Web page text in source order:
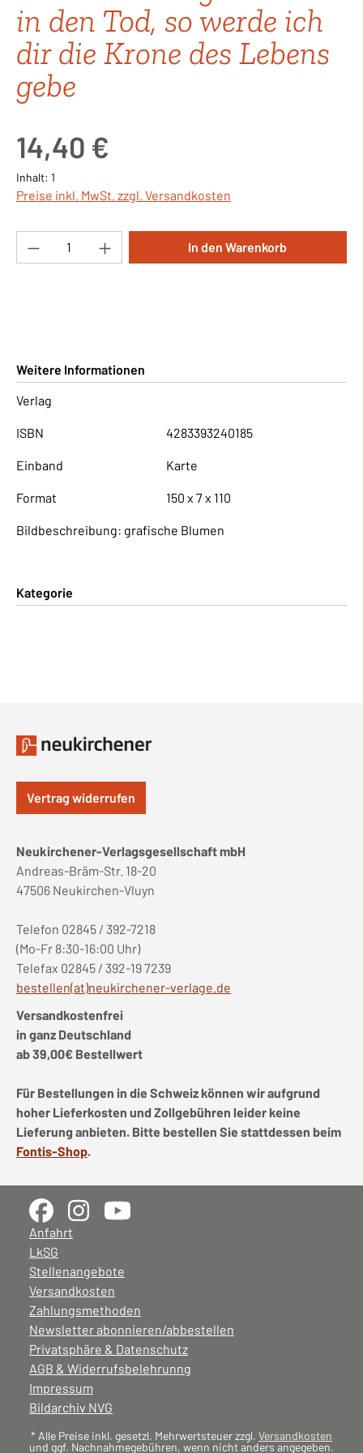
in den Tod, so werde ich
dir die Krone des Lebens
gebe
14,40 €
Inhalt: 1
Preise inkl. MwSt. zzgl. Versandkosten
Produkt Anzahl: Gib den gewünschten
In den Warenkorb
Weitere Informationen
Verlag
ISBN 4283393240185
Einband Karte
Format 150 x 7 x 110
Bildbeschreibung: grafische Blumen
Kategorie
Vertrag widerrufen
Neukirchener-Verlagsgesellschaft mbH
Andreas-Bräm-Str. 18-20
47506 Neukirchen-Vluyn
Telefon 02845 / 392-7218
(Mo-Fr 8:30-16:00 Uhr)
Telefax 02845 / 392-19 7239
bestellen(at)neukirchener-verlage.de
Versandkostenfrei
in ganz Deutschland
ab 39,00€ Bestellwert
Für Bestellungen in die Schweiz können wir aufgrund
hoher Lieferkosten und Zollgebühren leider keine
Lieferung anbieten. Bitte bestellen Sie stattdessen beim
Fontis-Shop.
Anfahrt
LkSG
Stellenangebote
Versandkosten
Zahlungsmethoden
Newsletter abonnieren/abbestellen
Privatsphäre & Datenschutz
AGB & Widerrufsbelehrunng
Impressum
Bildarchiv NVG
* Alle Preise inkl. gesetzl. Mehrwertsteuer zzgl. Versandkosten
und ggf. Nachnahmegebühren, wenn nicht anders angegeben.